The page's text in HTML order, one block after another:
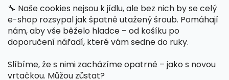
🔧 Naše cookies nejsou k jídlu, ale bez nich by se celý
e-shop rozsypal jak špatně utažený šroub. Pomáhají
nám, aby vše běželo hladce – od košíku po
doporučení nářadí, které vám sedne do ruky.
Slíbíme, že s nimi zacházíme opatrně – jako s novou
vrtačkou. Můžou zůstat?
Provozní doba
Po-Čt / 8:00 - 15:00
Polední přestávka /11:00 - 11:30